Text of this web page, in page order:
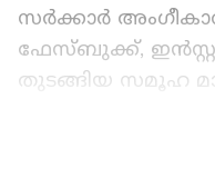
സര്‍ക്കാര്‍
ഫേസ്ബുക്ക്,
തുടങ്ങിയ സമൂഹ